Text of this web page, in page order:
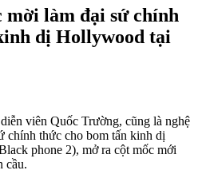
mời làm đại sứ chính
dị Hollywood tại
viên Quốc Trường, cũng là nghệ
chính thức cho bom tấn kinh dị
phone 2), mở ra cột mốc mới
cầu.